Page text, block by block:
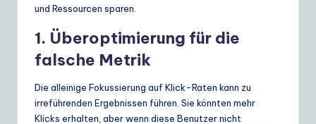
und Ressourcen sparen.
1. Überoptimierung für die
falsche Metrik
Die alleinige Fokussierung auf Klick-Raten kann zu
irreführenden Ergebnissen führen. Sie könnten mehr
Klicks erhalten, aber wenn diese Benutzer nicht